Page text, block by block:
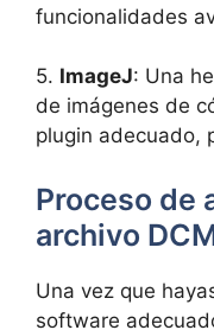
funcionalidades
5. ImageJ: Una
de imágenes de
plugin adecuado,
Proceso de
archivo
Una vez que
software